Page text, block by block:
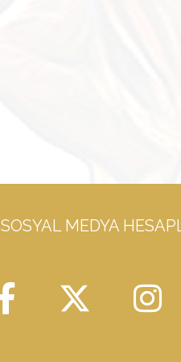
SOSYAL MEDYA